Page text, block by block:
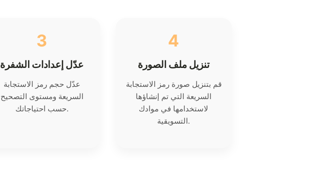
3
عدّل إعدادات الشفرة
عدّل حجم رمز الاستجابة
السريعة ومستوى التصحيح
حسب احتياجاتك.
4
تنزيل ملف الصورة
قم بتنزيل صورة رمز الاستجابة
السريعة التي تم إنشاؤها
لاستخدامها في موادك
التسويقية.